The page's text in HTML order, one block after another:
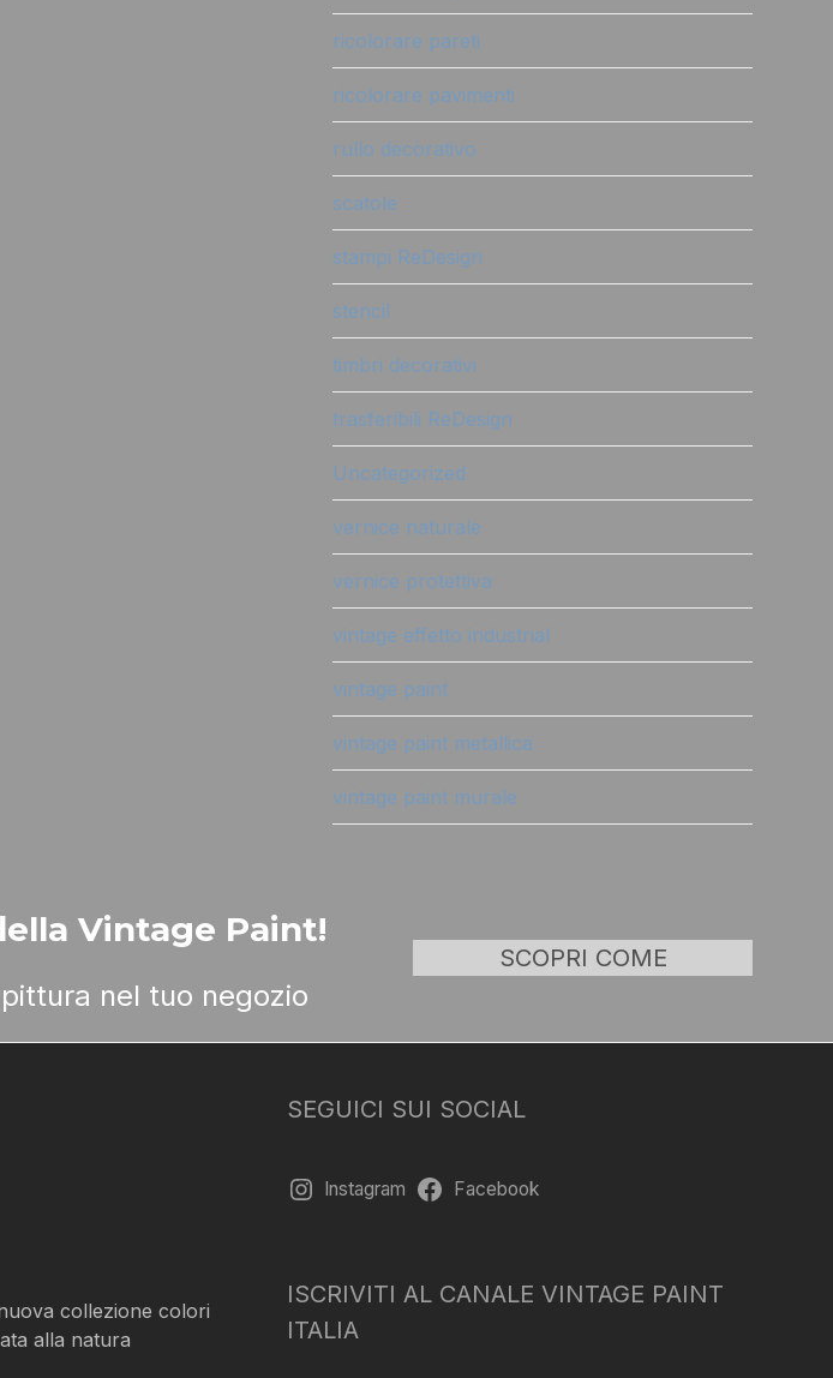
ricolorare pareti
ricolorare pavimenti
rullo decorativo
scatole
stampi ReDesign
stencil
timbri decorativi
trasferibili ReDesign
Uncategorized
vernice naturale
vernice protettiva
vintage effetto industrial
vintage paint
vintage paint metallica
vintage paint murale
Vintage Paint!
nel tuo negozio
SCOPRI COME
collezione colori
alla natura
SEGUICI SUI SOCIAL
Instagram Facebook
ISCRIVITI AL CANALE VINTAGE PAINT
ITALIA